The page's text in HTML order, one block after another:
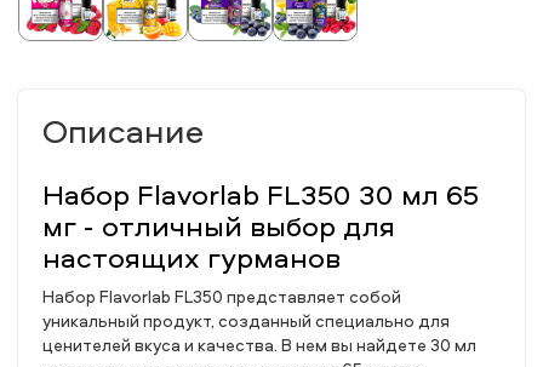
Описание
Набор Flavorlab FL350 30 мл 65
мг - отличный выбор для
настоящих гурманов
Набор Flavorlab FL350 представляет собой
уникальный продукт, созданный специально для
ценителей вкуса и качества. В нем вы найдете 30 мл